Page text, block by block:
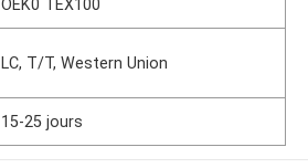
OEK0 TEX100
LC, T/T, Western Union
15-25 jours